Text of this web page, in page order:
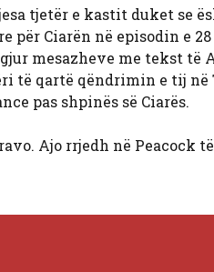
tjetër e kastit duket se
për Ciarën në episodin e
mesazheve me tekst të
të qartë qëndrimin e tij në
pas shpinës së Ciarës.
Ajo rrjedh në Peacock